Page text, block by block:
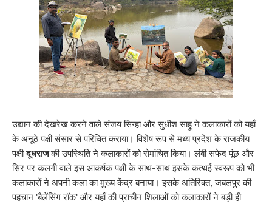
उद्यान की देखरेख करने वाले संजय सिन्हा और सुधीश साहू ने कलाकारों को यहाँ
के अनूठे पक्षी संसार से परिचित कराया। विशेष रूप से मध्य प्रदेश के राजकीय
पक्षीदूधराजकी उपस्थिति ने कलाकारों को रोमांचित किया। लंबी सफेद पूंछ और
सिर पर कलगी वाले इस आकर्षक पक्षी के साथ-साथ इसके कत्थई स्वरूप को भी
कलाकारों ने अपनी कला का मुख्य केंद्र बनाया। इसके अतिरिक्त, जबलपुर की
पहचान 'बैलेंसिंग रॉक' और यहाँ की प्राचीन शिलाओं को कलाकारों ने बड़ी ही